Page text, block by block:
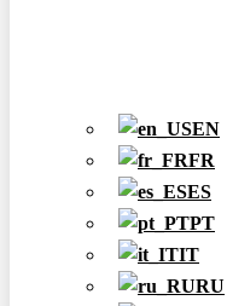
EN
FR
ES
PT
IT
RU